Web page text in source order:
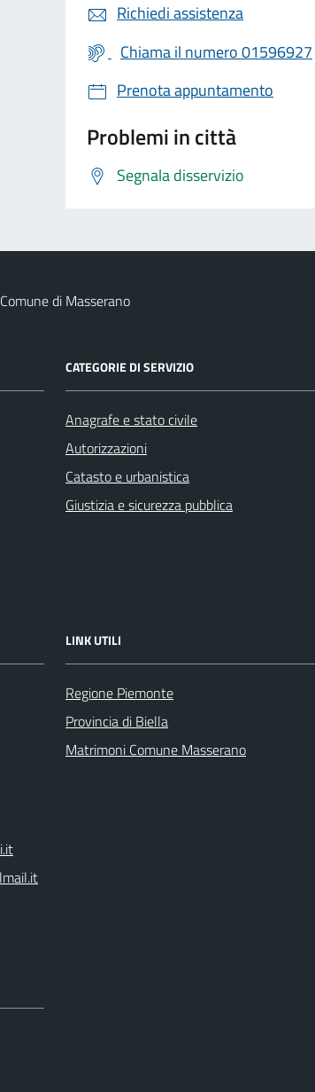
Richiedi assistenza
Chiama il numero 01596927
Prenota appuntamento
Problemi in città
Segnala disservizio
Comune di Masserano
CATEGORIE DI SERVIZIO
Anagrafe e stato civile
Autorizzazioni
Catasto e urbanistica
Giustizia e sicurezza pubblica
LINK UTILI
Regione Piemonte
Provincia di Biella
Matrimoni Comune Masserano